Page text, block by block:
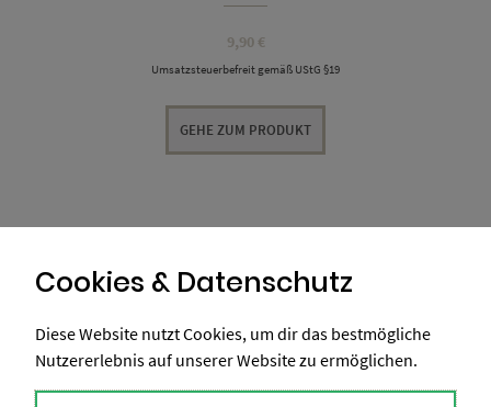
9,90 €
Umsatzsteuerbefreit gemäß UStG §19
GEHE ZUM PRODUKT
Cookies & Datenschutz
Diese Website nutzt Cookies, um dir das bestmögliche
Nutzererlebnis auf unserer Website zu ermöglichen.